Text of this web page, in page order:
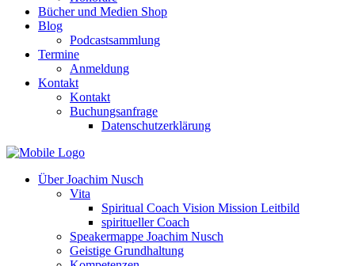
Bücher und Medien Shop
Blog
Podcastsammlung
Termine
Anmeldung
Kontakt
Kontakt
Buchungsanfrage
Datenschutzerklärung
Über Joachim Nusch
Vita
Spiritual Coach Vision Mission Leitbild
spiritueller Coach
Speakermappe Joachim Nusch
Geistige Grundhaltung